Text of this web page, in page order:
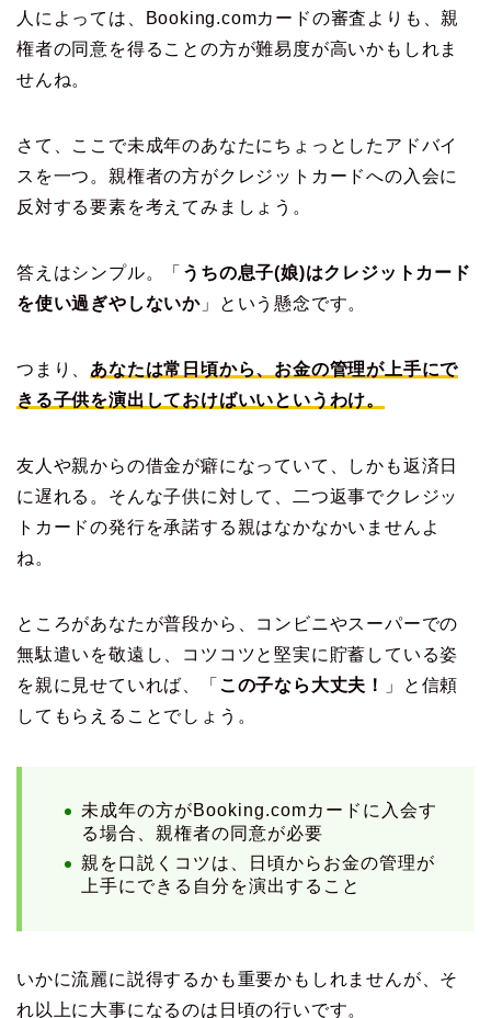
人によっては、Booking.comカードの審査よりも、親
権者の同意を得ることの方が難易度が高いかもしれま
せんね。
さて、ここで未成年のあなたにちょっとしたアドバイ
スを一つ。親権者の方がクレジットカードへの入会に
反対する要素を考えてみましょう。
答えはシンプル。「 うちの息子(娘)はクレジットカード
を使い過ぎやしないか 」という懸念です。
つまり、 あなたは常日頃から、お金の管理が上手にで
きる子供を演出しておけばいいというわけ。
友人や親からの借金が癖になっていて、しかも返済日
に遅れる。そんな子供に対して、二つ返事でクレジッ
トカードの発行を承諾する親はなかなかいませんよ
ね。
ところがあなたが普段から、コンビニやスーパーでの
無駄遣いを敬遠し、コツコツと堅実に貯蓄している姿
を親に見せていれば、「 この子なら大丈夫！
」と信頼
してもらえることでしょう。
未成年の方がBooking.comカードに入会す
る場合、親権者の同意が必要
親を口説くコツは、日頃からお金の管理が
上手にできる自分を演出すること
いかに流麗に説得するかも重要かもしれませんが、そ
れ以上に大事になるのは日頃の行いです。